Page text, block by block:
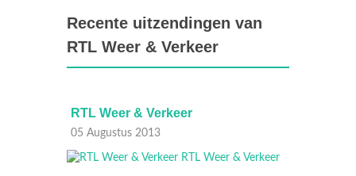
Recente uitzendingen van
RTL Weer & Verkeer
RTL Weer & Verkeer
05 Augustus 2013